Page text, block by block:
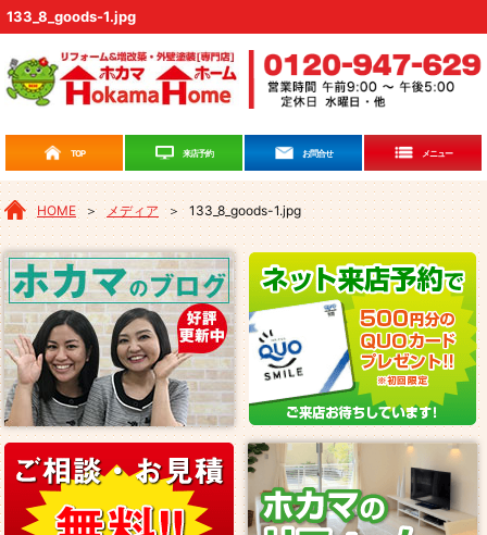
133_8_goods-1.jpg
TOP 来店予約 お問合せ メニュー
HOME ＞ メディア ＞ 133_8_goods-1.jpg